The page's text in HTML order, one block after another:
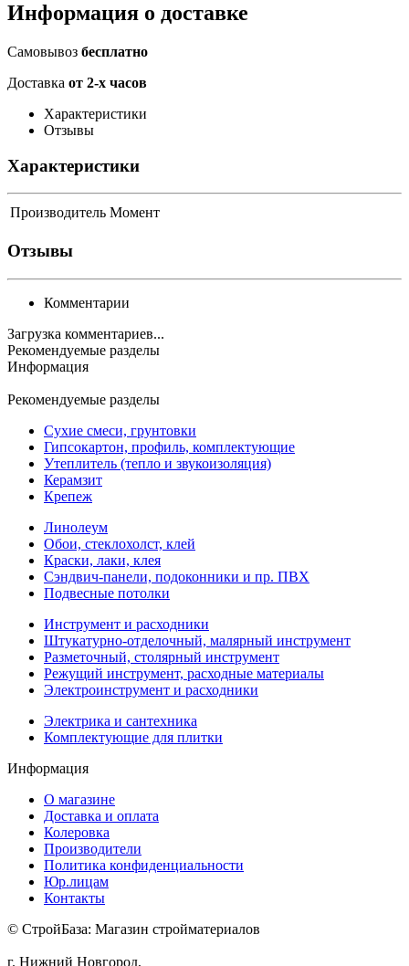
Информация о доставке
Самовывоз бесплатно
Доставка от 2-х часов
Характеристики
Отзывы
Характеристики
Производитель Момент
Отзывы
Комментарии
Загрузка комментариев...
Рекомендуемые разделы
Информация
Рекомендуемые разделы
Сухие смеси, грунтовки
Гипсокартон, профиль, комплектующие
Утеплитель (тепло и звукоизоляция)
Керамзит
Крепеж
Линолеум
Обои, стеклохолст, клей
Краски, лаки, клея
Сэндвич-панели, подоконники и пр. ПВХ
Подвесные потолки
Инструмент и расходники
Штукатурно-отделочный, малярный инструмент
Разметочный, столярный инструмент
Режущий инструмент, расходные материалы
Электроинструмент и расходники
Электрика и сантехника
Комплектующие для плитки
Информация
О магазине
Доставка и оплата
Колеровка
Производители
Политика конфиденциальности
Юр.лицам
Контакты
© СтройБаза: Магазин стройматериалов
г. Нижний Новгород,